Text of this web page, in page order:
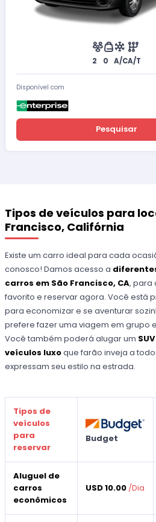
2 0 A/CA/T
Disponível com
Pesquisar
Tipos de veículos para
Francisco, Califórnia
Existe um carro ideal para cada
conosco! Damos acesso a
carros em São Francisco, CA, para
favorito e reservar agora. Você está
para economizar e se aventurar
prefere fazer uma viagem em grupo
Você também poderá alugar um
veículos luxoque farão inveja a
expressam seu estilo na estrada.
Tipos de
veículos
para
reservar
Budget
Aluguel de
carros
econômicos
USD 10.00 /Dia